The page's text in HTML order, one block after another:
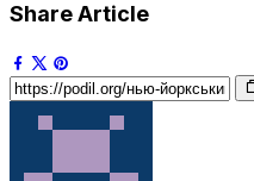
Share Article